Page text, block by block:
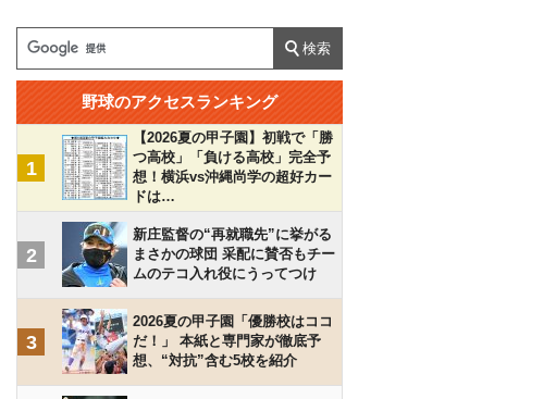
野球のアクセスランキング
1
【2026夏の甲子園】初戦で「勝
つ高校」「負ける高校」完全予
想！横浜vs沖縄尚学の超好カー
ドは…
2
新庄監督の“再就職先”に挙がる
まさかの球団 采配に賛否もチー
ムのテコ入れ役にうってつけ
3
2026夏の甲子園「優勝校はココ
だ！」 本紙と専門家が徹底予
想、“対抗”含む5校を紹介